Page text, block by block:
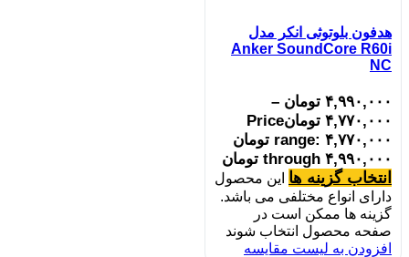
هدفون بلوتوثی انکر مدل
Anker SoundCore R60i
NC
۴,۹۹۰,۰۰۰ تومان –
۴,۷۷۰,۰۰۰ تومانPrice
range: ۴,۷۷۰,۰۰۰ تومان
through ۴,۹۹۰,۰۰۰ تومان
انتخاب گزینه ها این محصول
دارای انواع مختلفی می باشد.
گزینه ها ممکن است در
صفحه محصول انتخاب شوند
افزودن به لیست مقایسه